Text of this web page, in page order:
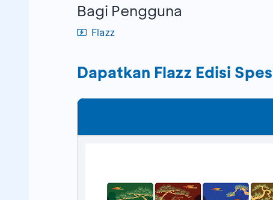
Bagi Pengguna
Flazz
Dapatkan Flazz Edisi